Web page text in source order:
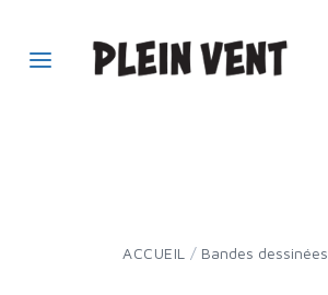
ACCUEIL / Bandes dessinées